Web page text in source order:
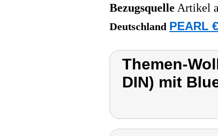
Bezugsquelle Artikel
Deutschland PEARL
Themen-
DIN) mit